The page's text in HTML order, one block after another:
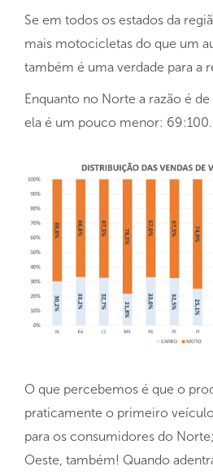
Se em todos os estados da
mais motocicletas do que um
também é uma verdade para a
Enquanto no Norte a razão é
ela é um pouco menor: 69:100.
O que percebemos é que o
praticamente o primeiro
para os consumidores do
Oeste, também! Quando